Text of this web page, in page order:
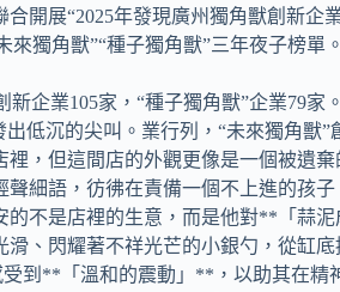
合開展“2025年發現廣州獨角獸創新企
獨角獸”“種子獨角獸”三年夜子榜單。
企業105家，“種子獨角獸”企業79
低沉的尖叫。業行列，“未來獨角獸”
，但這間店的外觀更像是一個被遺
細語，彷彿在責備一個不上進的孩
不是店裡的生意，而是他對**「蒜
、閃耀著不祥光芒的小銀勺，從缸
到**「溫和的震動」**，以助其在精